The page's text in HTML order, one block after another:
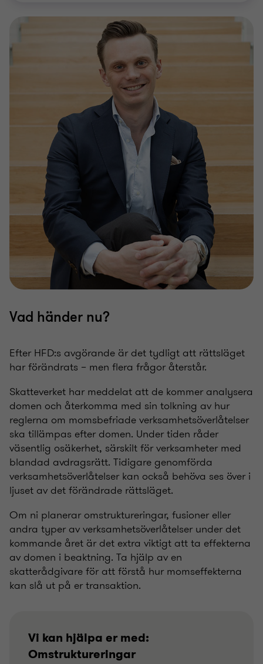
Vad händer nu?
Efter HFD:s avgörande är det tydligt att rättsläget
har förändrats – men flera frågor återstår.
Skatteverket har meddelat att de kommer analysera
domen och återkomma med sin tolkning av hur
reglerna om momsbefriade verksamhetsöverlåtelser
ska tillämpas efter domen. Under tiden råder
väsentlig osäkerhet, särskilt för verksamheter med
blandad avdragsrätt. Tidigare genomförda
verksamhetsöverlåtelser kan också behöva ses över i
ljuset av det förändrade rättsläget.
Om ni planerar omstruktureringar, fusioner eller
andra typer av verksamhetsöverlåtelser under det
kommande året är det extra viktigt att ta effekterna
av domen i beaktning. Ta hjälp av en
skatterådgivare för att förstå hur momseffekterna
kan slå ut på er transaktion.
Vi kan hjälpa er med:
Omstruktureringar